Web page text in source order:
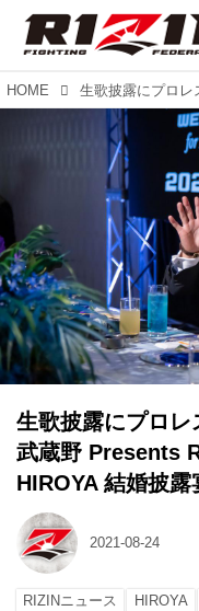
HOME
生歌披露にプロレ
武蔵野 Presents
HIROYA 結婚披露
2021-08-24
RIZINニュース HIROYA